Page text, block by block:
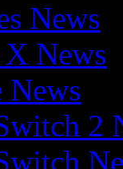
News
News
2